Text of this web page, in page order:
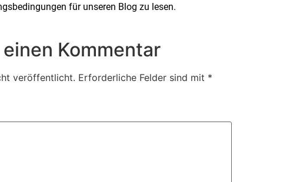
für unseren Blog zu lesen.
Kommentar
veröffentlicht. Erforderliche Felder sind mit *